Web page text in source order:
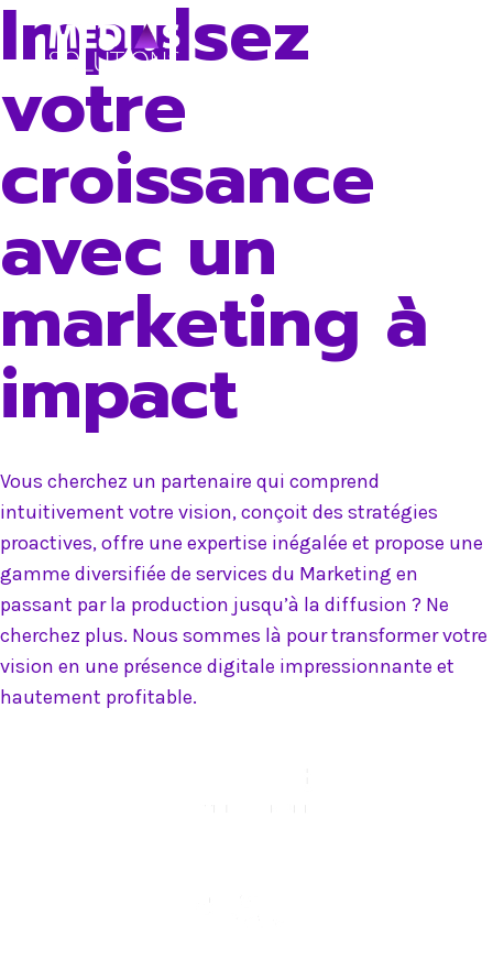
Skip
Impulsez
votre
croissance
avec un
marketing à
impact
Vous cherchez un partenaire qui comprend
intuitivement votre vision, conçoit des stratégies
proactives, offre une expertise inégalée et propose une
gamme diversifiée de services du Marketing en
passant par la production jusqu’à la diffusion ? Ne
cherchez plus. Nous sommes là pour transformer votre
vision en une présence digitale impressionnante et
hautement profitable.